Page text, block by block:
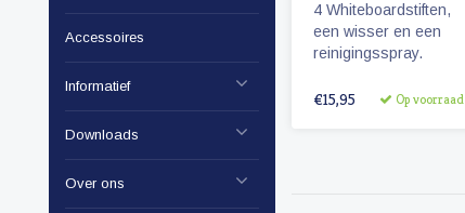
Accessoires
Informatief
Downloads
Over ons
4 Whiteboardstiften,
een wisser en een
reinigingsspray.
€15,95 Op voorraad